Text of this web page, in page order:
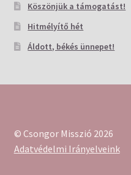
Köszönjük a támogatást!
Hitmélyítő hét
Áldott, békés ünnepet!
© Csongor Misszió 2026
Adatvédelmi Irányelveink